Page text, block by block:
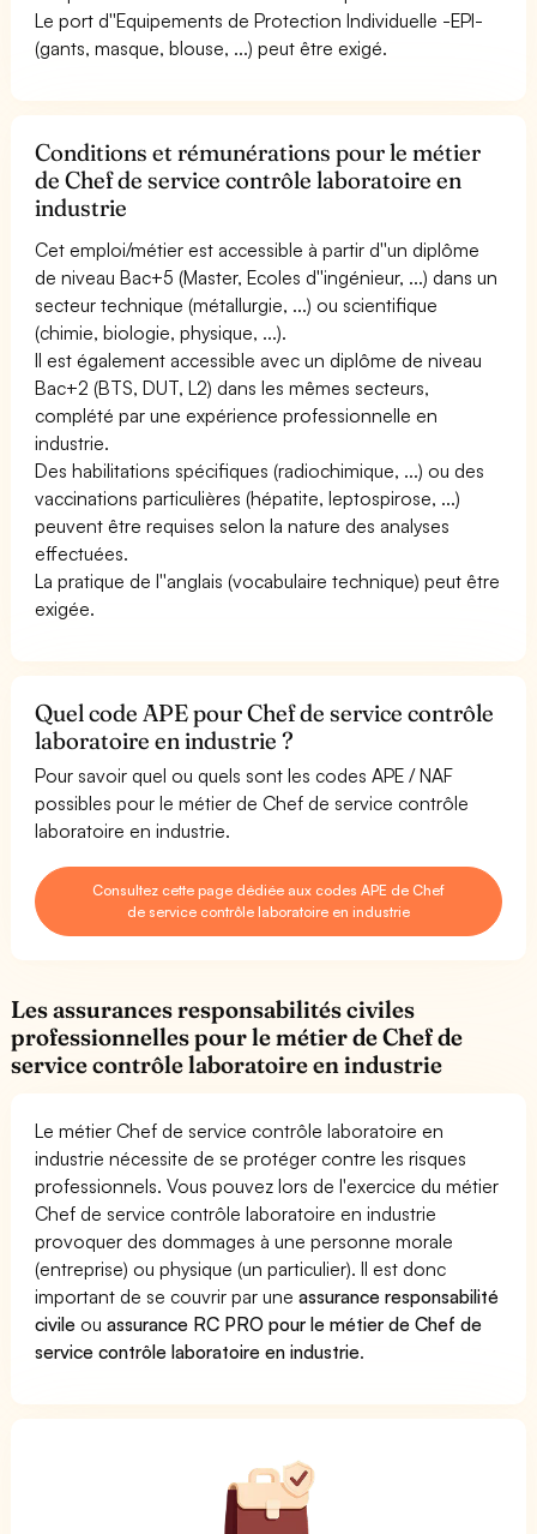
Le port d''Equipements de Protection Individuelle -EPI-
(gants, masque, blouse, ...) peut être exigé.
Conditions et rémunérations pour le métier
de Chef de service contrôle laboratoire en
industrie
Cet emploi/métier est accessible à partir d''un diplôme
de niveau Bac+5 (Master, Ecoles d''ingénieur, ...) dans un
secteur technique (métallurgie, ...) ou scientifique
(chimie, biologie, physique, ...).
Il est également accessible avec un diplôme de niveau
Bac+2 (BTS, DUT, L2) dans les mêmes secteurs,
complété par une expérience professionnelle en
industrie.
Des habilitations spécifiques (radiochimique, ...) ou des
vaccinations particulières (hépatite, leptospirose, ...)
peuvent être requises selon la nature des analyses
effectuées.
La pratique de l''anglais (vocabulaire technique) peut être
exigée.
Quel code APE pour Chef de service contrôle
laboratoire en industrie ?
Pour savoir quel ou quels sont les codes APE / NAF
possibles pour le métier de Chef de service contrôle
laboratoire en industrie.
Consultez cette page dédiée aux codes APE de Chef
de service contrôle laboratoire en industrie
Les assurances responsabilités civiles
professionnelles pour le métier de Chef de
service contrôle laboratoire en industrie
Le métier Chef de service contrôle laboratoire en
industrie nécessite de se protéger contre les risques
professionnels. Vous pouvez lors de l'exercice du métier
Chef de service contrôle laboratoire en industrie
provoquer des dommages à une personne morale
(entreprise) ou physique (un particulier). Il est donc
important de se couvrir par uneassurance responsabilité
civile ouassurance RC PRO pour le métier de Chef de
service contrôle laboratoire en industrie.